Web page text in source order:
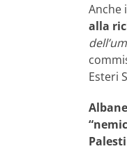
Anche
alla
Esteri